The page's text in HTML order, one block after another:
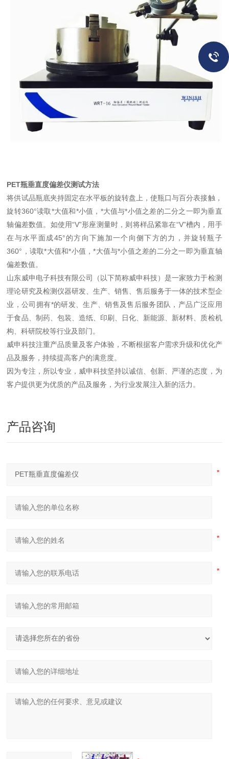
PET瓶垂直度偏差仪测试方法
将供试品瓶底夹持固定在水平板的旋转盘上，使瓶口与百分表接触，
旋转360°读取*大值和*小值，*大值与*小值之差的二分之一即为垂直
轴偏差数值。如使用“V”形座测量时，则将样品紧靠在“V”槽内，用手
在与水平面成45°的方向下施加一个向侧下方的力，并旋转瓶子
360°，读取*大值和*小值，*大值与*小值之差的二分之一即为垂直轴
偏差数值。
山东威申电子科技有限公司（以下简称威申科技）是一家致力于检测
理论研究及检测仪器研发、生产、销售、售后服务于一体的技术型企
业，公司拥有*的研发、生产、销售及售后服务团队，产品广泛应用
于食品、制药、包装、造纸、印刷、日化、新能源、新材料、质检机
构、科研院校等行业及部门。
威申科技注重产品质量及客户体验，不断根据客户需求升级和优化产
品及服务，持续提高客户的满意度。
因为专注，所以专业，威申科技坚持以诚信、创新、严谨的态度，为
客户提供更为优质的产品及服务，为行业发展注入新的活力。
产品咨询